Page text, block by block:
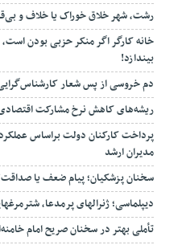
رشت، شهر خلاق خوراک یا خلاف و
خانه کارگر اگر منکر حزبی بودن
بیندازد!
دم خروسی از پس شعار
ریشه‌های کاهش نرخ مشارکت اقتصادی
پرداخت کارکنان دولت براساس عملکرد؛
مدیران ارشد
سخنان پزشکیان؛ پیام ضعف یا
دیپلماسی؛ ژنرالهای پرمدعا،
تأملی بهتر در سخنان صریح امام